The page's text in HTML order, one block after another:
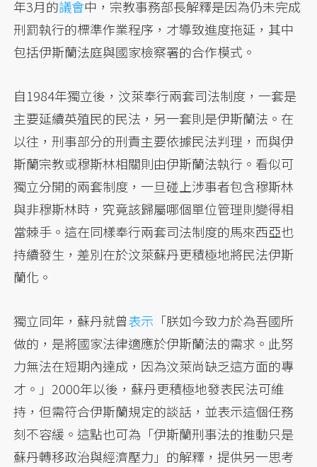
年3月的議會中，宗教事務部長解釋是因為仍未完成
刑罰執行的標準作業程序，才導致進度拖延，其中
包括伊斯蘭法庭與國家檢察署的合作模式。
自1984年獨立後，汶萊奉行兩套司法制度，一套是
主要延續英殖民的民法，另一套則是伊斯蘭法。在
以往，刑事部分的刑責主要依據民法判理，而與伊
斯蘭宗教或穆斯林相關則由伊斯蘭法執行。看似可
獨立分開的兩套制度，一旦碰上涉事者包含穆斯林
與非穆斯林時，究竟該歸屬哪個單位管理則變得相
當棘手。這在同樣奉行兩套司法制度的馬來西亞也
持續發生，差別在於汶萊蘇丹更積極地將民法伊斯
蘭化。
獨立同年，蘇丹就曾表示 「朕如今致力於為吾國所
做的，是將國家法律適應於伊斯蘭法的需求。此努
力無法在短期內達成，因為汶萊尚缺乏這方面的專
才。」2000年以後，蘇丹更積極地發表民法可維
持，但需符合伊斯蘭規定的談話，並表示這個任務
刻不容緩。這點也可為「伊斯蘭刑事法的推動只是
蘇丹轉移政治與經濟壓力」的解釋，提供另一思考